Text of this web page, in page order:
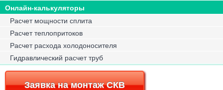
Онлайн-калькуляторы
Расчет мощности сплита
Расчет теплопритоков
Расчет расхода холодоносителя
Гидравлический расчет труб
Заявка на монтаж СКВ